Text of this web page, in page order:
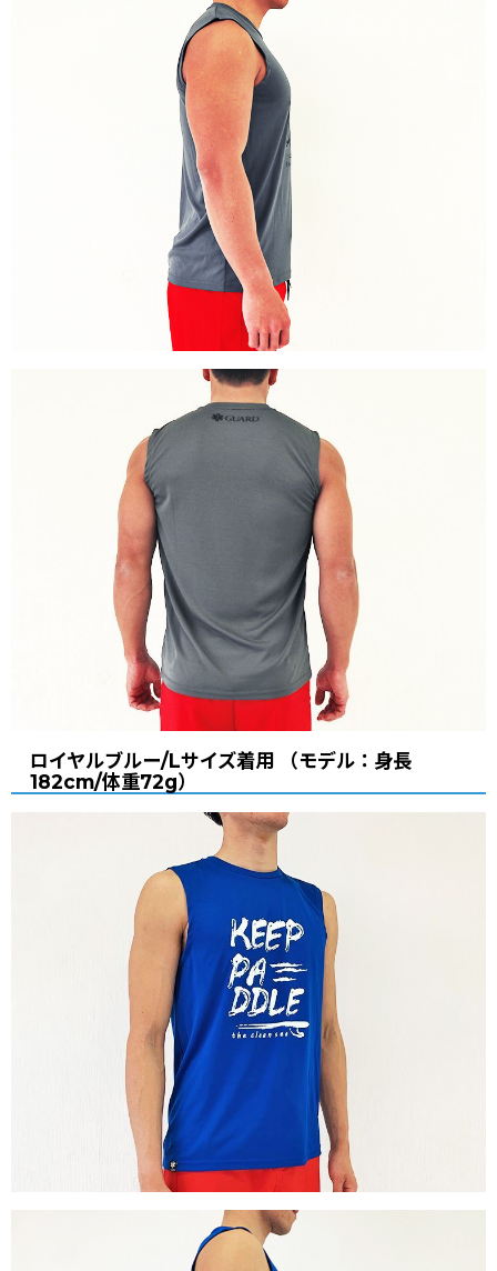
ロイヤルブルー/Lサイズ着用 （モデル：身長
182cm/体重72g）